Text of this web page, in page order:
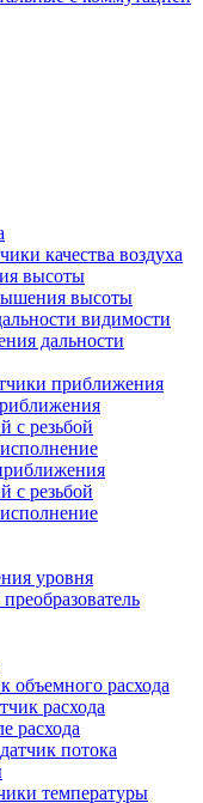
качества воздуха
высоты
высоты
видимости
дальности
приближения
с резьбой
с резьбой
уровня
объемного расхода
расхода
расхода
потока
температуры